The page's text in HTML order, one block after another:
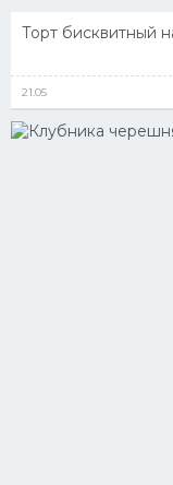
Торт бисквитный
21.05